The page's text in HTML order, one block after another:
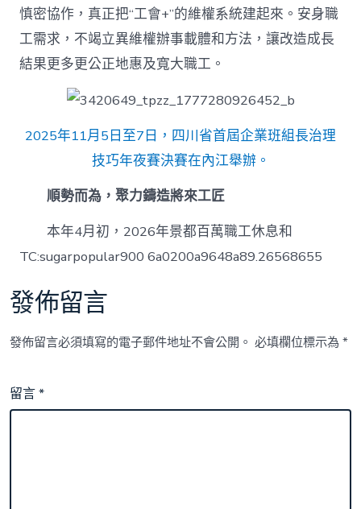
慎密協作，真正把“工會+”的維權系統建起來。安身職
工需求，不竭立異維權辦事載體和方法，讓改造成長
結果更多更公正地惠及寬大職工。
2025年11月5日至7日，四川省首屆企業班組長治理
技巧年夜賽決賽在內江舉辦。
順勢而為，聚力鑄造將來工匠
本年4月初，2026年景都百萬職工休息和
TC:sugarpopular900 6a0200a9648a89.26568655
發佈留言
發佈留言必須填寫的電子郵件地址不會公開。 必填欄位標示為*
留言*